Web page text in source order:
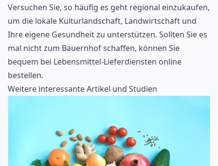
Versuchen Sie, so häufig es geht regional einzukaufen,
um die lokale Kulturlandschaft, Landwirtschaft und
Ihre eigene Gesundheit zu unterstützen. Sollten Sie es
mal nicht zum Bauernhof schaffen, können Sie
bequem bei Lebensmittel-Lieferdiensten online
bestellen.
Weitere interessante Artikel und Studien